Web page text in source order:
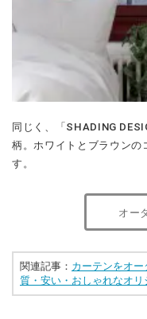
同じく、「SHADING
柄。ホワイトとブラウンの
す。
オー
関連記事： カーテンをオ
質・安い・おしゃれなオ